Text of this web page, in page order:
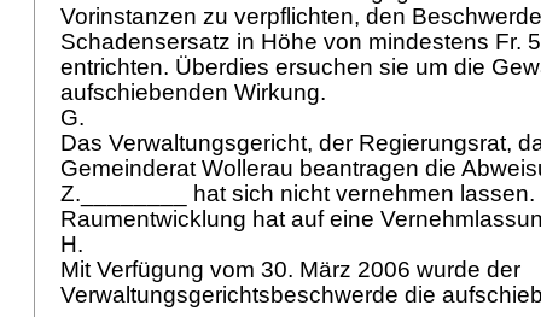
Vorinstanzen zu verpflichten, den
Schadensersatz in Höhe von mindestens Fr.
entrichten. Überdies ersuchen sie um die
aufschiebenden Wirkung.
G.
Das Verwaltungsgericht, der Regierungsrat,
Gemeinderat Wollerau beantragen die
Z.________ hat sich nicht vernehmen
Raumentwicklung hat auf eine
H.
Mit Verfügung vom 30. März 2006 wurde der
Verwaltungsgerichtsbeschwerde die